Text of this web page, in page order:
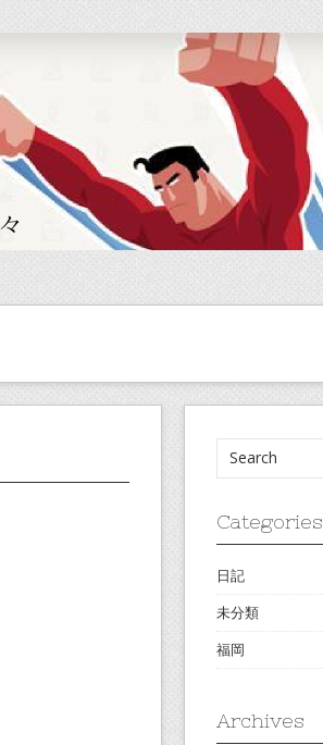
Categories
日記
未分類
福岡
Archives